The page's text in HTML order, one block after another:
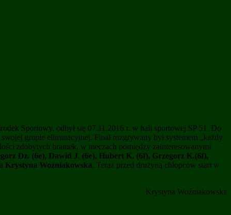
Sportowy, odbył się 07.11.2016 r. w hali sportowej SP 51. Do
grupie eliminacyjnej. Finał rozgrywany był systemem „każdy
zdobytych bramek, w meczach pomiędzy zainteresowanymi
Dz. (6e), Dawid J. (6e), Hubert K. (6f), Grzegorz K.(6f),
Krystyna Woźniakowska. Teraz przed drużyną chłopców start w
Krystyna Woźniakowska